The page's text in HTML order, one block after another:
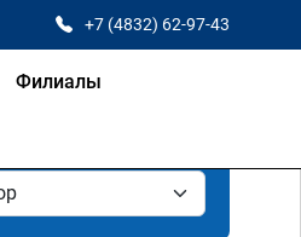
+7 (4832) 62-97-43
Филиалы